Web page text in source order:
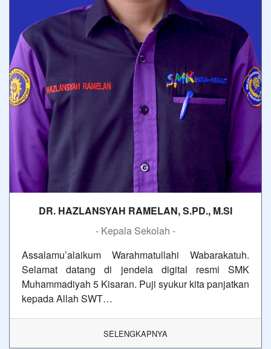
DR. HAZLANSYAH RAMELAN, S.PD., M.SI
- Kepala Sekolah -
Assalamu’alaikum Warahmatullahi Wabarakatuh.
Selamat datang di jendela digital resmi SMK
Muhammadiyah 5 Kisaran. Puji syukur kita panjatkan
kepada Allah SWT…
SELENGKAPNYA